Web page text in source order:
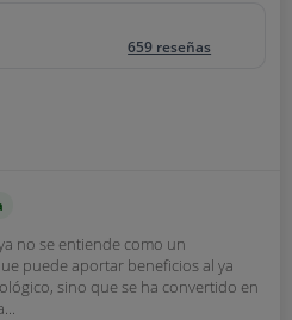
659 reseñas
no se entiende como un
puede aportar beneficios al ya
sino que se ha convertido en